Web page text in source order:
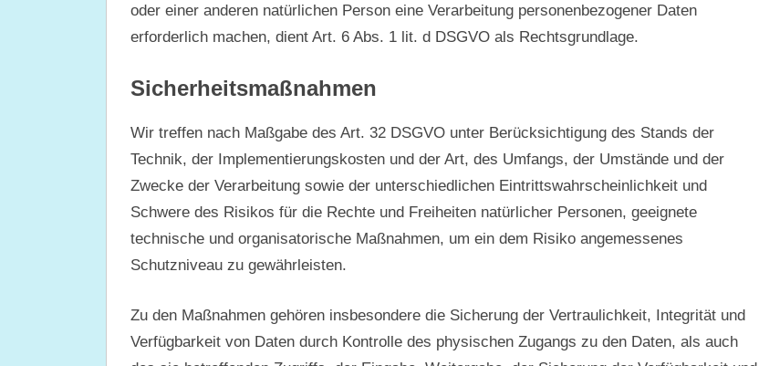
oder einer anderen natürlichen Person eine Verarbeitung personenbezogener Daten
erforderlich machen, dient Art. 6 Abs. 1 lit. d DSGVO als Rechtsgrundlage.
Sicherheitsmaßnahmen
Wir treffen nach Maßgabe des Art. 32 DSGVO unter Berücksichtigung des Stands der
Technik, der Implementierungskosten und der Art, des Umfangs, der Umstände und der
Zwecke der Verarbeitung sowie der unterschiedlichen Eintrittswahrscheinlichkeit und
Schwere des Risikos für die Rechte und Freiheiten natürlicher Personen, geeignete
technische und organisatorische Maßnahmen, um ein dem Risiko angemessenes
Schutzniveau zu gewährleisten.
Zu den Maßnahmen gehören insbesondere die Sicherung der Vertraulichkeit, Integrität und
Verfügbarkeit von Daten durch Kontrolle des physischen Zugangs zu den Daten, als auch